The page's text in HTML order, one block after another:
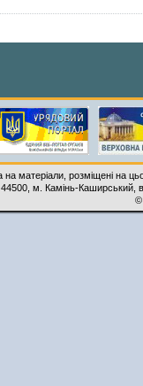
на матеріали, розміщені на
м. Камінь-Каширський,
©